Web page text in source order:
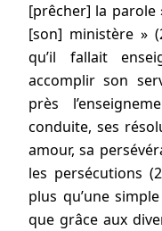
[prêcher] la parole
[son] ministère »
qu’il fallait
accomplir son
près
conduite, ses
amour, sa
les persécutions
plus qu’une
que grâce aux